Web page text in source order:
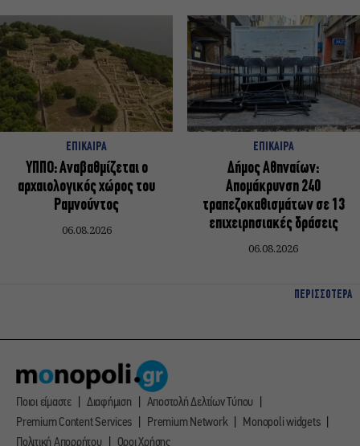
ΕΠΙΚΑΙΡΑ
ΥΠΠΟ: Αναβαθμίζεται ο
αρχαιολογικός χώρος του
Ραμνούντος
06.08.2026
ΕΠΙΚΑΙΡΑ
Δήμος Αθηναίων:
Απομάκρυνση 240
τραπεζοκαθισμάτων σε 13
επιχειρησιακές δράσεις
06.08.2026
ΠΕΡΙΣΣΟΤΕΡΑ
Ποιοι είμαστε Διαφήμιση
Αποστολή Δελτίων Τύπου
Premium Content Services
Premium Network
Monopoli widgets
Πολιτική Απορρήτου
Οροι Χρήσης